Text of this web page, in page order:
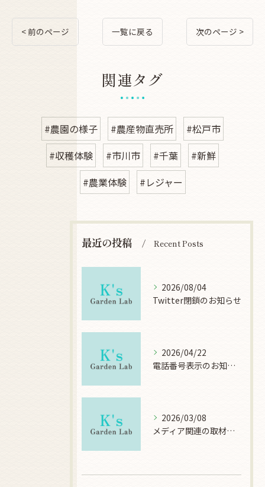
< 前のページ 一覧に戻る 次のページ >
関連タグ
#農園の様子 #農産物直売所
#松戸市
#収穫体験
#市川市 #千葉
#新鮮
#農業体験
#レジャー
最近の投稿 Recent Posts
2026/08/04
Twitter閉鎖のお知らせ
2026/04/22
電話番号表示のお知らせ
2026/03/08
メディア関連の取材について